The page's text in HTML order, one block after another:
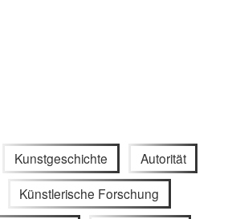
Kunstgeschichte Autorität
Künstlerische Forschung